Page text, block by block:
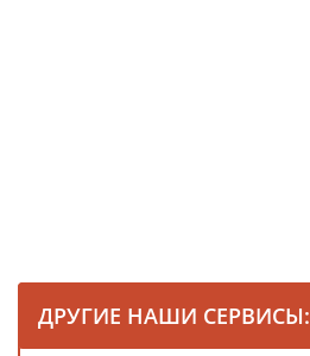
ДРУГИЕ НАШИ СЕРВИСЫ: